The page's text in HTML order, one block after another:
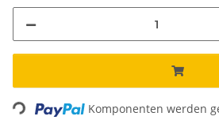
Loading... Komponenten werden